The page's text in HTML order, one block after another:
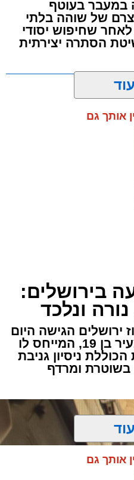
במעבר בעוטף
של שוהה בלתי
שחיפוש יסודי
הסתרה יצירתית
במעבר בעוטף
של שוהה בלתי
שחיפוש יסודי
הסתרה יצירתית
משותפת של
ולוחמי המעברים
בגזרת הבירה.
רכב שעורר את
אינו כשורה.
אותך גם
בירושלים:
ונלכד
ירושלים הגישה היום
כתב אישום חמור נגד צעיר בן 19, המייחס לו
ניסיון גניבת
בשוטרת ומרדף
אותך גם